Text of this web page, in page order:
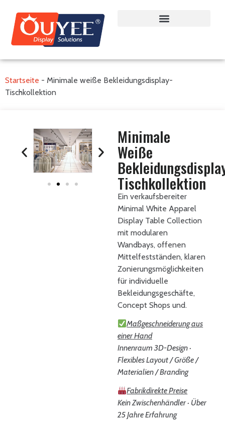
Startseite - Minimale weiße Bekleidungsdisplay-
Tischkollektion
Minimale
Weiße
Tischkollektion
Ein verkaufsbereiter
Minimal White Apparel
Display Table Collection
mit modularen
Wandbays, offenen
Mittelfestständen, klaren
Zonierungsmöglichkeiten
für individuelle
Bekleidungsgeschäfte,
Concept Shops und.
Maßgeschneiderung aus
einer Hand
Innenraum 3D-Design ·
Flexibles Layout / Größe /
Materialien / Branding
Fabrikdirekte Preise
Kein Zwischenhändler · Über
25 Jahre Erfahrung